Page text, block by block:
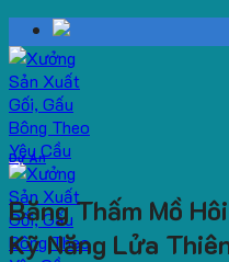
Skip
to
content
Dự Án
Băng Thấm Mồ
Kỹ Năng Lửa